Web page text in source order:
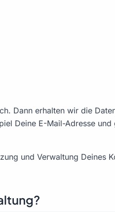
Dann erhalten wir die
Deine E-Mail-Adresse und
und Verwaltung Deines